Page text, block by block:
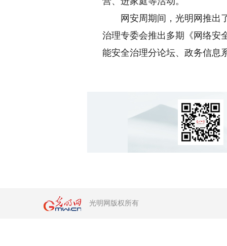
网安周期间，光明网推出了
治理专委会推出多期《网络安
能安全治理分论坛、政务信息
光明网版权所有